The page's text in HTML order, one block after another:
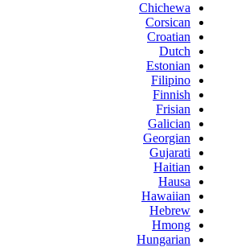
Chichewa
Corsican
Croatian
Dutch
Estonian
Filipino
Finnish
Frisian
Galician
Georgian
Gujarati
Haitian
Hausa
Hawaiian
Hebrew
Hmong
Hungarian